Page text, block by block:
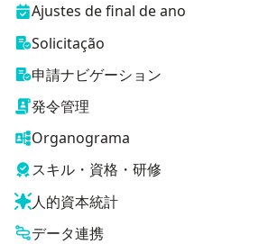
Ajustes de final de ano
Solicitação
申請ナビゲーション
発令管理
Organograma
スキル・資格・研修
人的資本統計
データ連携